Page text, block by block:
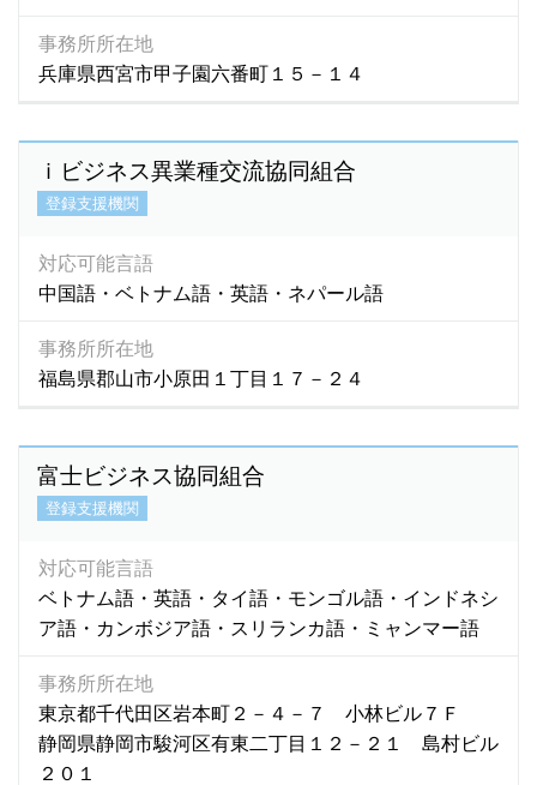
英語 (5,895)
韓国語 (440)
四川語 (1)
上海語 (3)
台湾語 (43)
朝鮮語 (2)
日本語
(7)
福建語 (0)
北京語 (19)
事務所所在地
兵庫県西宮市甲子園六番町１５－１４
ｉビジネス異業種交流協同組合
登録支援機関
対応可能言語
中国語・ベトナム語・英語・ネパール語
事務所所在地
福島県郡山市小原田１丁目１７－２４
富士ビジネス協同組合
登録支援機関
対応可能言語
ベトナム語・英語・タイ語・モンゴル語・インドネシ
ア語・カンボジア語・スリランカ語・ミャンマー語
事務所所在地
東京都千代田区岩本町２－４－７ 小林ビル７Ｆ
静岡県静岡市駿河区有東二丁目１２－２１ 島村ビル
２０１